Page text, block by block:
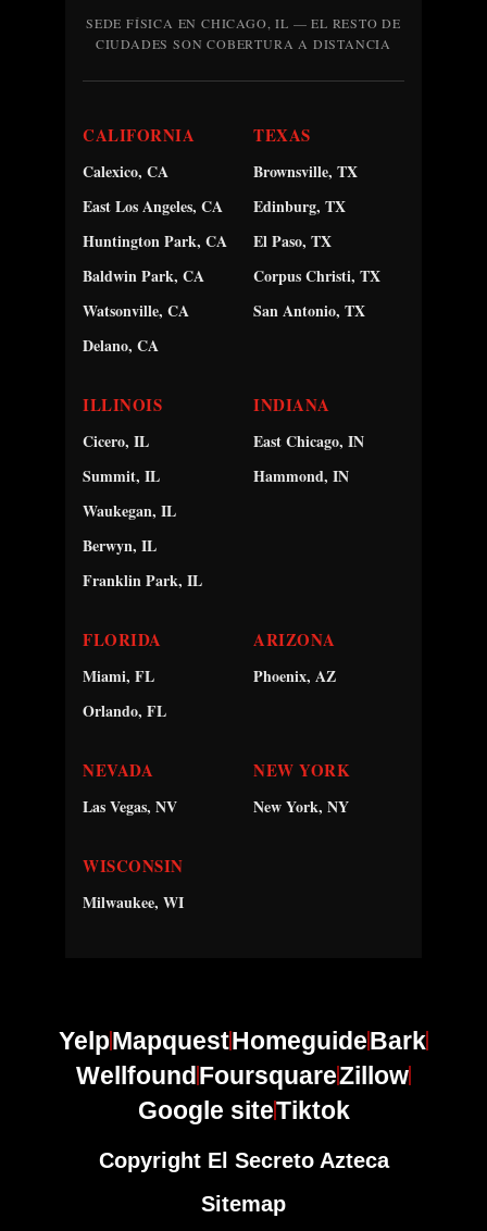
SEDE FÍSICA EN CHICAGO, IL — EL RESTO DE
CIUDADES SON COBERTURA A DISTANCIA
CALIFORNIA
Calexico, CA
East Los Angeles, CA
Huntington Park, CA
Baldwin Park, CA
Watsonville, CA
Delano, CA
TEXAS
Brownsville, TX
Edinburg, TX
El Paso, TX
Corpus Christi, TX
San Antonio, TX
ILLINOIS
Cicero, IL
Summit, IL
Waukegan, IL
Berwyn, IL
Franklin Park, IL
INDIANA
East Chicago, IN
Hammond, IN
FLORIDA
Miami, FL
Orlando, FL
ARIZONA
Phoenix, AZ
NEVADA
Las Vegas, NV
NEW YORK
New York, NY
WISCONSIN
Milwaukee, WI
YelpMapquestHomeguideBark
WellfoundFoursquareZillow
Google siteTiktok
Copyright El Secreto Azteca
Sitemap